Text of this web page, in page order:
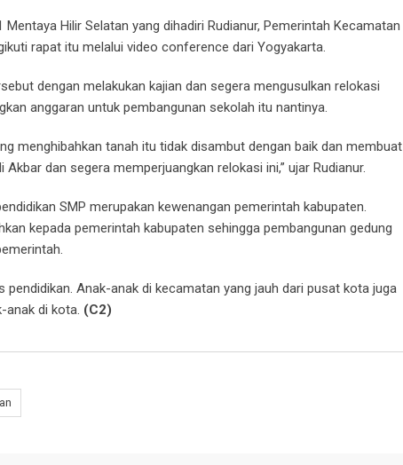
Hilir Selatan yang dihadiri Rudianur, Pemerintah Kecamatan
rapat itu melalui video conference dari Yogyakarta.
dengan melakukan kajian dan segera mengusulkan relokasi
anggaran untuk pembangunan sekolah itu nantinya.
menghibahkan tanah itu tidak disambut dengan baik dan membuat
dan segera memperjuangkan relokasi ini,” ujar Rudianur.
SMP merupakan kewenangan pemerintah kabupaten.
kepada pemerintah kabupaten sehingga pembangunan gedung
Anak-anak di kecamatan yang jauh dari pusat kota juga
anak di kota. (C2)